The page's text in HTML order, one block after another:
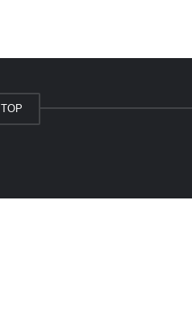
TOP